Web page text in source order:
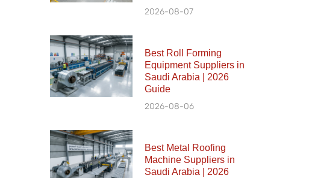
2026-08-07
Best Roll Forming
Equipment Suppliers in
Saudi Arabia | 2026
Guide
2026-08-06
Best Metal Roofing
Machine Suppliers in
Saudi Arabia | 2026